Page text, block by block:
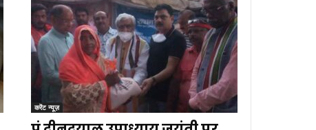
करेंट न्यूज़